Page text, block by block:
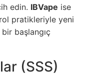
edin. IBVape ise
pratikleriyle yeni
başlangıç
(SSS)